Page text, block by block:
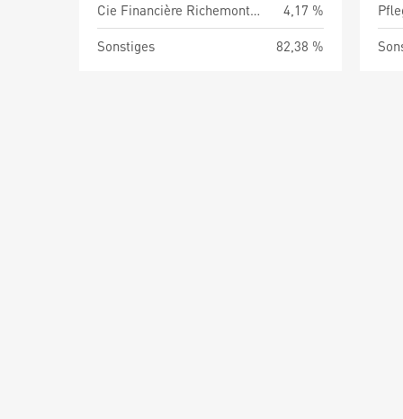
Cie Financière Richemont AG
4,17 %
Sonstiges
82,38 %